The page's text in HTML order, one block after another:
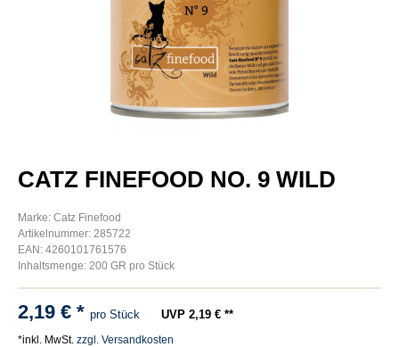
CATZ FINEFOOD NO. 9 WILD
Marke: Catz Finefood
Artikelnummer: 285722
EAN: 4260101761576
Inhaltsmenge: 200 GR pro Stück
2,19 € * pro Stück UVP 2,19 € **
*inkl. MwSt. zzgl. Versandkosten